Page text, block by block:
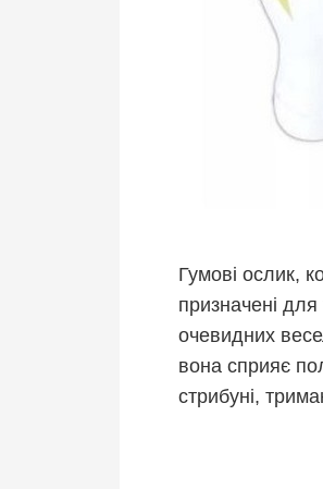
Гумові ослик,
призначені
очевидних
вона сприяє
стрибуні,